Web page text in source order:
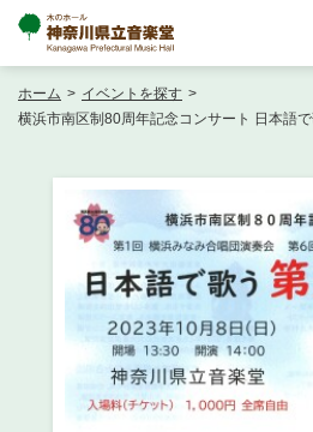
イベントを探す
・ イベント一覧
ご来場案内
アクセシビリティ チケット購入
ホーム > イベントを探す >
横浜市南区制80周年記念コンサート 日本語で